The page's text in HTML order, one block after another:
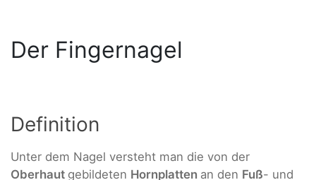
Der Fingernagel
Definition
Unter dem Nagel versteht man die von der
Oberhaut gebildeten Hornplatten an den Fuß- und